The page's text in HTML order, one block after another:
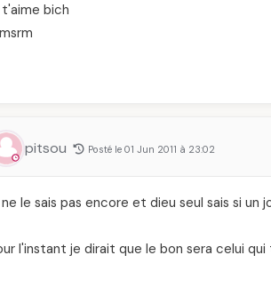
bich
pitsou Posté le 01 Jun 2011 à 23:02
le sais pas encore et dieu seul sais si un
l'instant je dirait que le bon sera celui qui